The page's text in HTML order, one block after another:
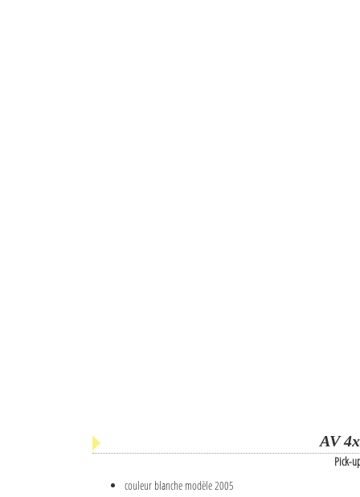
AV
Pick-
couleur blanche modèle 2005